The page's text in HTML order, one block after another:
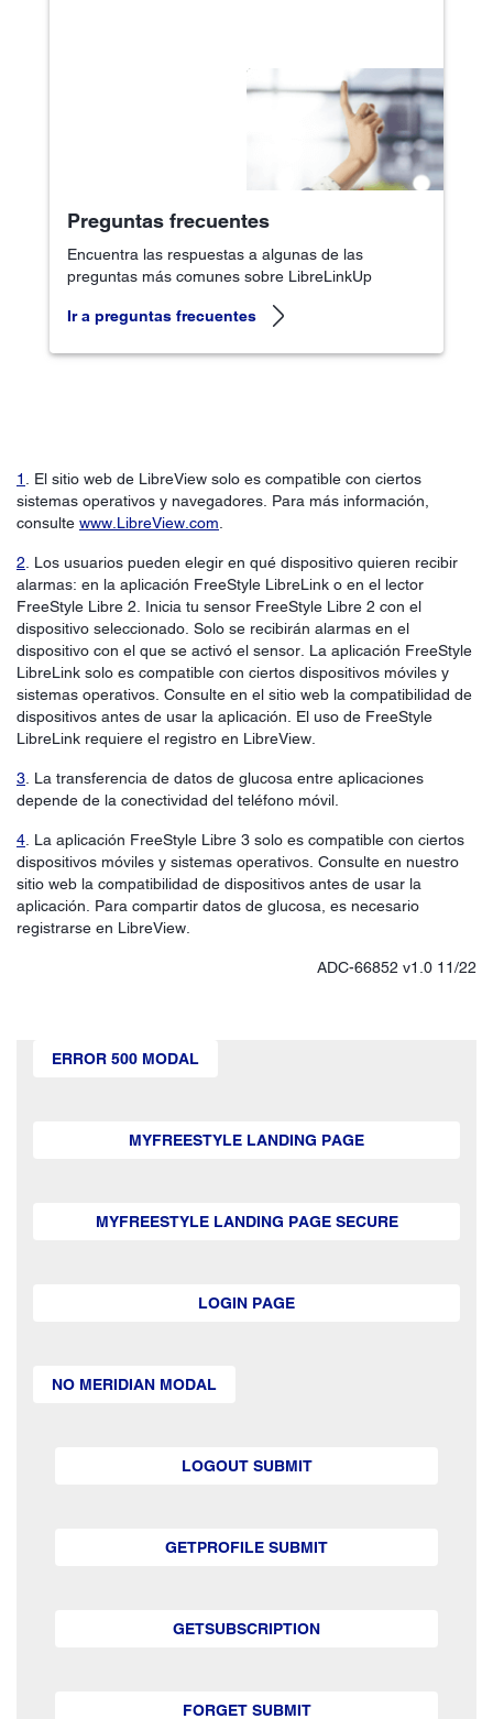
Preguntas frecuentes
Encuentra las respuestas a algunas de las
preguntas más comunes sobre LibreLinkUp
Ir a preguntas frecuentes
1
. El sitio web de LibreView solo es compatible con ciertos
sistemas operativos y navegadores. Para más información,
consulte www.LibreView.com
2 . Los usuarios pueden elegir en qué dispositivo quieren recibir
alarmas: en la aplicación FreeStyle LibreLink o en el lector
FreeStyle Libre 2. Inicia tu sensor FreeStyle Libre 2 con el
dispositivo seleccionado. Solo se recibirán alarmas en el
dispositivo con el que se activó el sensor. La aplicación FreeStyle
LibreLink solo es compatible con ciertos dispositivos móviles y
sistemas operativos. Consulte en el sitio web la compatibilidad de
dispositivos antes de usar la aplicación. El uso de FreeStyle
LibreLink requiere el registro en LibreView.
3 . La transferencia de datos de glucosa entre aplicaciones
depende de la conectividad del teléfono móvil.
4 . La aplicación FreeStyle Libre 3 solo es compatible con ciertos
dispositivos móviles y sistemas operativos. Consulte en nuestro
sitio web la compatibilidad de dispositivos antes de usar la
aplicación. Para compartir datos de glucosa, es necesario
registrarse en LibreView.
ADC-66852 v1.0 11/22
ERROR 500 MODAL
MYFREESTYLE LANDING PAGE
MYFREESTYLE LANDING PAGE SECURE
LOGIN PAGE
NO MERIDIAN MODAL
LOGOUT SUBMIT
GETPROFILE SUBMIT
GETSUBSCRIPTION
FORGET SUBMIT